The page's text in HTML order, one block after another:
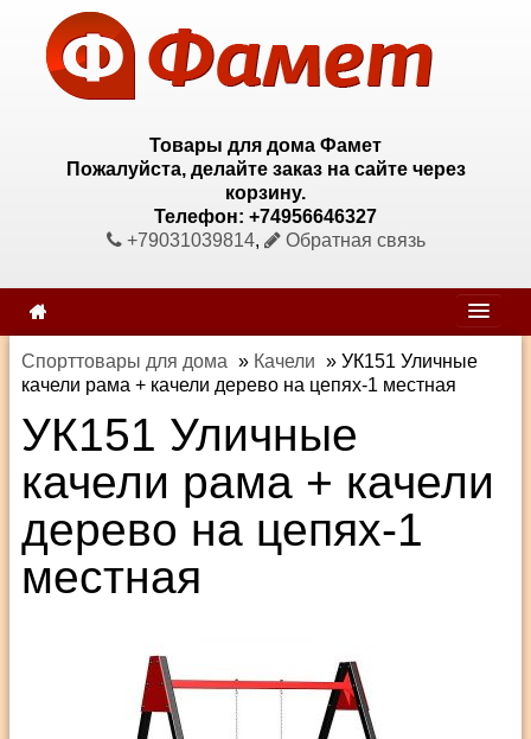
Товары для дома Фамет
Пожалуйста, делайте заказ на сайте через
корзину.
Телефон: +74956646327
+79031039814, Обратная связь
Спорттовары для дома » Качели » УК151 Уличные
качели рама + качели дерево на цепях-1 местная
УК151 Уличные
качели рама + качели
дерево на цепях-1
местная